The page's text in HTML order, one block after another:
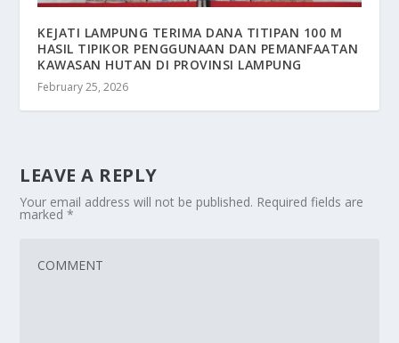
KEJATI LAMPUNG TERIMA DANA TITIPAN 100 M
HASIL TIPIKOR PENGGUNAAN DAN PEMANFAATAN
KAWASAN HUTAN DI PROVINSI LAMPUNG
February 25, 2026
LEAVE A REPLY
Your email address will not be published. Required fields are
marked*